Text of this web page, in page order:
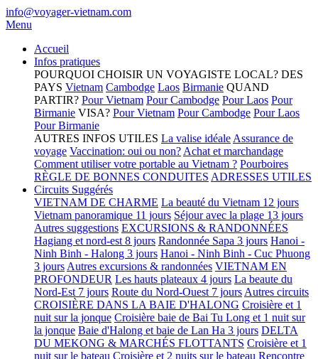
info@voyager-vietnam.com
Menu
Accueil
Infos pratiques
POURQUOI CHOISIR UN VOYAGISTE LOCAL? DES
PAYS Vietnam Cambodge Laos Birmanie QUAND
PARTIR? Pour Vietnam Pour Cambodge Pour Laos Pour
Birmanie VISA? Pour Vietnam Pour Cambodge Pour Laos
Pour Birmanie
AUTRES INFOS UTILES La valise idéale Assurance de
voyage Vaccination: oui ou non? Achat et marchandage
Comment utiliser votre portable au Vietnam ? Pourboires
RÈGLE DE BONNES CONDUITES ADRESSES UTILES
Circuits Suggérés
VIETNAM DE CHARME La beauté du Vietnam 12 jours
Vietnam panoramique 11 jours Séjour avec la plage 13 jours
Autres suggestions EXCURSIONS & RANDONNÉES
Hagiang et nord-est 8 jours Randonnée Sapa 3 jours Hanoi -
Ninh Binh - Halong 3 jours Hanoi - Ninh Binh - Cuc Phuong
3 jours Autres excursions & randonnées VIETNAM EN
PROFONDEUR Les hauts plateaux 4 jours La beaute du
Nord-Est 7 jours Route du Nord-Ouest 7 jours Autres circuits
CROISIÈRE DANS LA BAIE D'HALONG Croisière et 1
nuit sur la jonque Croisière baie de Bai Tu Long et 1 nuit sur
la jonque Baie d'Halong et baie de Lan Ha 3 jours DELTA
DU MEKONG & MARCHÉS FLOTTANTS Croisière et 1
nuit sur le bateau Croisière et 2 nuits sur le bateau Rencontre